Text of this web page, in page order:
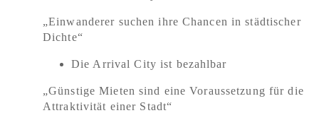
„Einwanderer suchen ihre Chancen in städtischer
Dichte“
Die Arrival City ist bezahlbar
„Günstige Mieten sind eine Voraussetzung für die
Attraktivität einer Stadt“